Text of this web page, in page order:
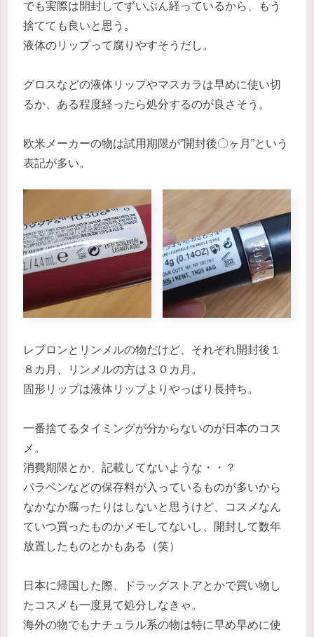
でも実際は開封してずいぶん経っているから、もう
捨てても良いと思う。
液体のリップって腐りやすそうだし。
グロスなどの液体リップやマスカラは早めに使い切
るか、ある程度経ったら処分するのが良さそう。
欧米メーカーの物は試用期限が”開封後〇ヶ月”という
表記が多い。
レブロンとリンメルの物だけど、それぞれ開封後１
８カ月、リンメルの方は３０カ月。
固形リップは液体リップよりやっぱり長持ち。
一番捨てるタイミングが分からないのが日本のコス
メ。
消費期限とか、記載してないような・・？
パラベンなどの保存料が入っているものが多いから
なかなか腐ったりはしないと思うけど、コスメなん
ていつ買ったものかメモしてないし、開封して数年
放置したものとかもある（笑）
日本に帰国した際、ドラッグストアとかで買い物し
たコスメも一度見て処分しなきゃ。
海外の物でもナチュラル系の物は特に早め早めに使